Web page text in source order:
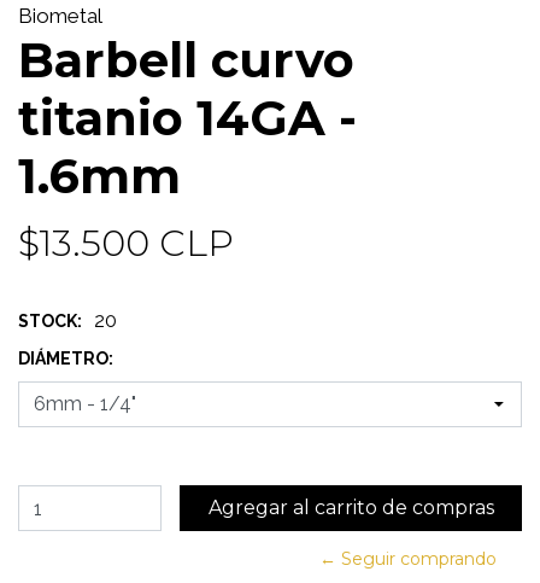
Biometal
Barbell curvo
titanio 14GA -
1.6mm
$13.500 CLP
STOCK: 20
DIÁMETRO:
← Seguir comprando